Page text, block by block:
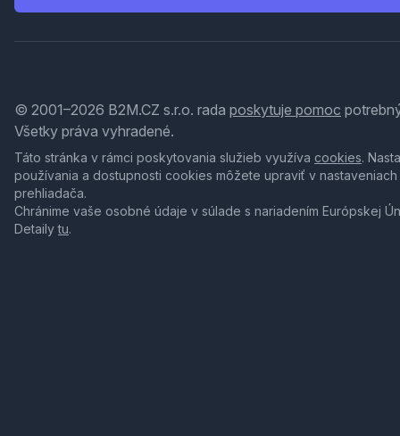
© 2001–2026 B2M.CZ s.r.o. rada poskytuje pomoc
Všetky práva vyhradené.
Táto stránka v rámci poskytovania služieb využíva cookies.
používania a dostupnosti cookies môžete upraviť v nastaveniach
prehliadača.
Chránime vaše osobné údaje v súlade s nariadením Európskej
Detailytu.